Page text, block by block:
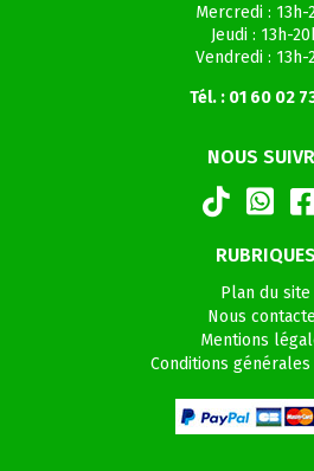
Mercredi : 13h-
Jeudi : 13h-
Vendredi : 13h-
Tél. : 01 60 02
NOUS
RUBRIQUES
Plan du site
Nous
Mentions
Conditions